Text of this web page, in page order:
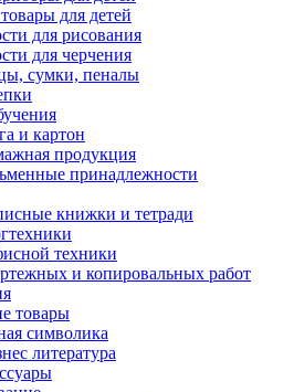
для детей
для рисования
для черчения
сумки, пеналы
и картон
продукция
принадлежности
книжки и тетради
техники
и копировальных работ
товары
символика
литература